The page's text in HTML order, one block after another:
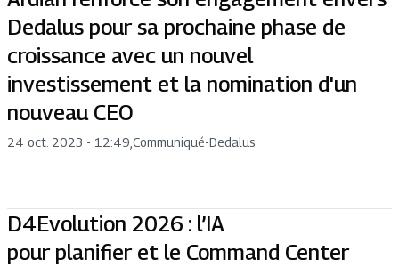
Dedalus pour sa prochaine phase de
croissance avec un nouvel
investissement et la nomination d'un
nouveau CEO
24 oct. 2023 - 12:49 Communiqué-Dedalus
D4Evolution 2026 : l’IA
pour planifier et le Command Center